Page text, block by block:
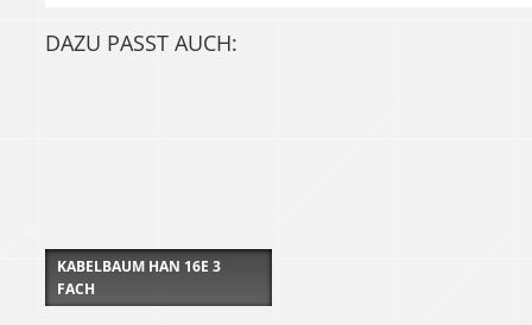
DAZU PASST AUCH:
KABELBAUM HAN 16E 3
FACH